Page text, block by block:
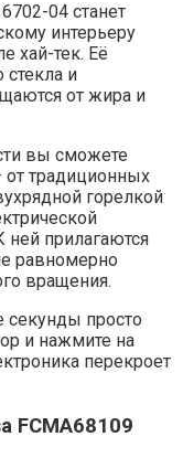
04 станет
интерьеру
хай-тек. Её
стекла и
от жира и
вы сможете
традиционных
горелкой
ней прилагаются
равномерно
вращения.
секунды просто
и нажмите на
перекроет
FCMA68109